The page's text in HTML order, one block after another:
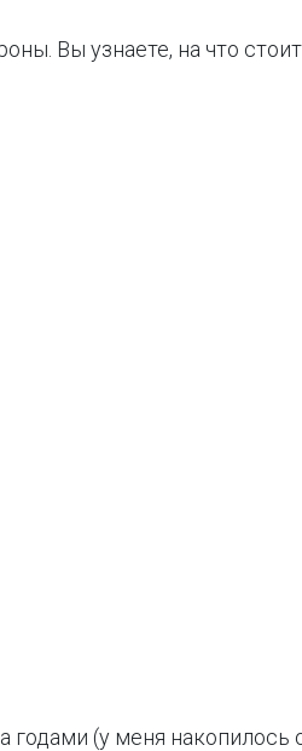
Вы узнаете, на что стоит
годами (у меня накопилось